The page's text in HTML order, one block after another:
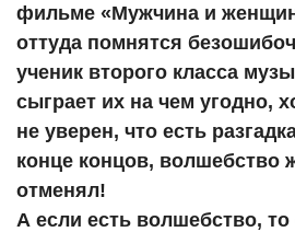
фильме «Мужчина и
оттуда помнятся
ученик второго класса
сыграет их на чем угодно,
не уверен, что есть
конце концов, волшебство
отменял!
А если есть волшебство, то